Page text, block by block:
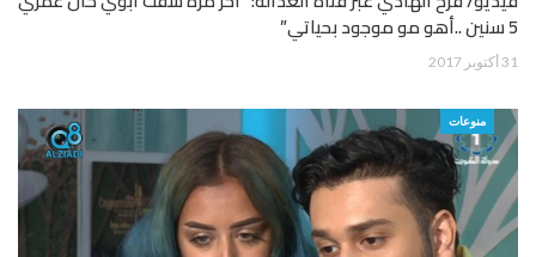
5 سنين ..أهو مو موجود بحياتي”
31 أكتوبر 2017
منوعات